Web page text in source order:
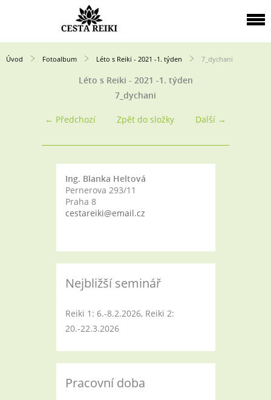
Úvod Fotoalbum Léto s Reiki - 2021 -1. týden 7_dychani
Léto s Reiki - 2021 -1. týden
7_dychani
← Předchozí Další →
Zpět do složky
Ing. Blanka Heltová
Pernerova 293/11
Praha 8
cestareiki@email.cz
Nejbližší seminář
Reiki 1: 6.-8.2.2026, Reiki 2:
20.-22.3.2026
Pracovní doba